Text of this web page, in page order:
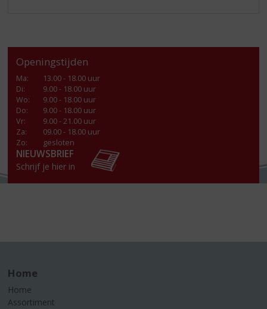
Openingstijden
Ma:
13.00 - 18.00 uur
Di:
9.00 - 18.00 uur
Wo:
9.00 - 18.00 uur
Do:
9.00 - 18.00 uur
Vr:
9.00 - 21.00 uur
Za:
09.00 - 18.00 uur
Zo:
gesloten
NIEUWSBRIEF
Schrijf je hier in
Home
Home
Assortiment